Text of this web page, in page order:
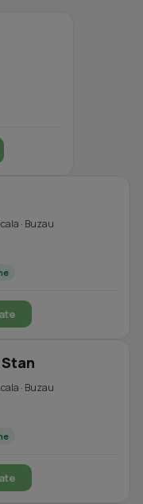
· Buzau
· Buzau